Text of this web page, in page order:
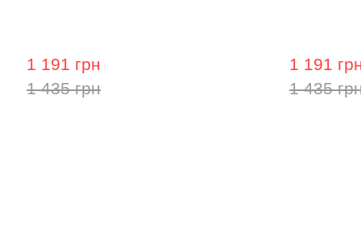
1 191 грн
1 435 грн
1 191
1 435